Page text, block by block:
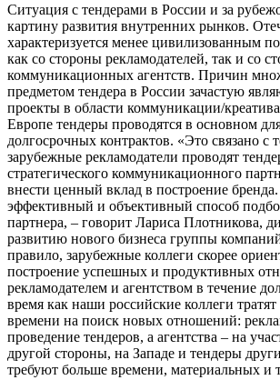
Ситуация с тендерами в России и за
картину развития внутренних рынков.
характеризуется менее цивилизованным
как со стороны рекламодателей, так и со
коммуникационных агентств. Причин
предметом тендера в России зачастую
проекты в области коммуникации/
Европе тендеры проводятся в основном
долгосрочных контрактов. «Это связано с
зарубежные рекламодатели проводят
стратегического коммуникационного
внести ценный вклад в построение
эффективный и объективный способ
партнера, – говорит Лариса Плотникова,
развитию нового бизнеса группы
правило, зарубежные коллеги скорее
построение успешных и продуктивных
рекламодателем и агентством в течение
время как наши российские коллеги
времени на поиск новых отношений:
проведение тендеров, а агентства – на
другой стороны, на Западе и тендеры
требуют больше времени, материальных и